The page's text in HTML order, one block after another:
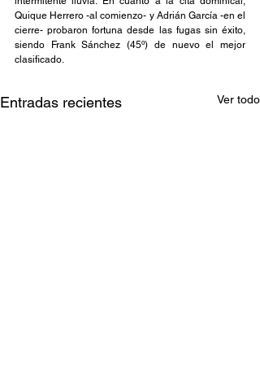
Quique Herrero -al comienzo- y Adrián García -en el
cierre- probaron fortuna desde las fugas sin éxito,
siendo Frank Sánchez (45º) de nuevo el mejor
clasificado.
Entradas recientes Ver todo